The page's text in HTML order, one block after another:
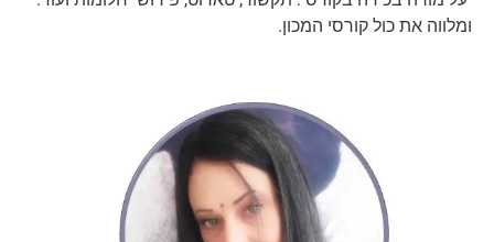
ומלווה את כול קורסי המכון.